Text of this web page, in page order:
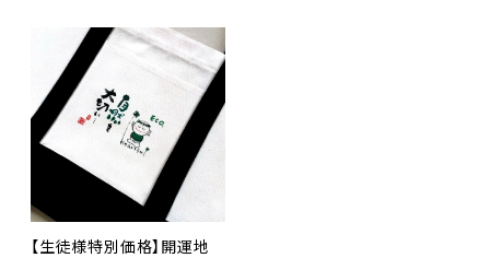
【生徒様特別価格】開運地